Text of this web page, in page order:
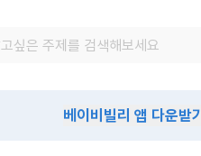
베이비빌리 앱 다운받기